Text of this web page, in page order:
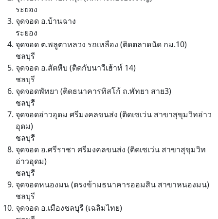
ระยอง
จุดจอด อ.บ้านฉาง
ระยอง
จุดจอด ต.พลูตาหลวง รถเหลือง (ติดตลาดนัด กม.10)
ชลบุรี
จุดจอด อ.สัตหีบ (ติดกับนาวีเฮ้าท์ 14)
ชลบุรี
จุดจอดพัทยา (ติดธนาคารทิสโก้ ถ.พัทยา สาย3)
ชลบุรี
จุดจอดอ่าวอุดม ศรีมงคลขนส่ง (ติดเซเว่น สาขาสุขุมวิทอ่าว
อุดม)
ชลบุรี
จุดจอด อ.ศรีราชา ศรีมงคลขนส่ง (ติดเซเว่น สาขาสุขุมวิท
อ่าวอุดม)
ชลบุรี
จุดจอดหนองมน (ตรงข้ามธนาคารออมสิน สาขาหนองมน)
ชลบุรี
จุดจอด อ.เมืองชลบุรี (เฉลิมไทย)